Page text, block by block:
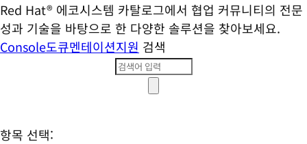
Red Hat® 에코시스템 카탈로그에서 협업 커뮤니티의 전문
성과 기술을 바탕으로 한 다양한 솔루션을 찾아보세요.
Console도큐멘테이션지원 검색
항목 선택: